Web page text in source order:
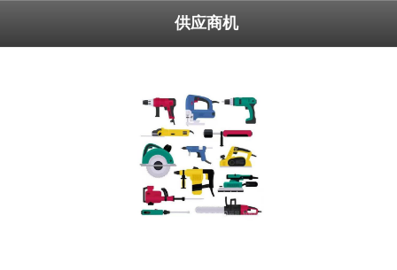
供应商机